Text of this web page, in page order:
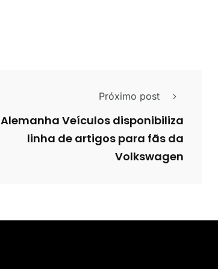
Próximo post
Alemanha Veículos disponibiliza
linha de artigos para fãs da
Volkswagen